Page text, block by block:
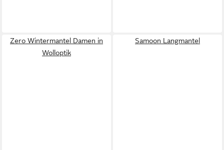
Zero Wintermantel Damen in
Wolloptik
Samoon Langmantel